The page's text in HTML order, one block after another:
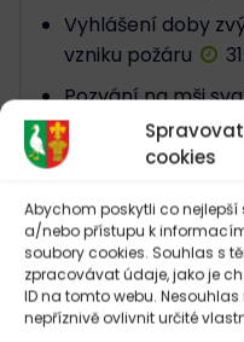
cookies
Abychom poskytli co
a/nebo přístupu k
soubory cookies. Souhlas s
zpracovávat údaje, jako je
ID na tomto webu.
nepříznivě ovlivnit určité
Vyhlášení doby
vzniku požáru
Pozvání na mši
30. 6. 2026
Letní kino
26. 5. 2026
Zasedání